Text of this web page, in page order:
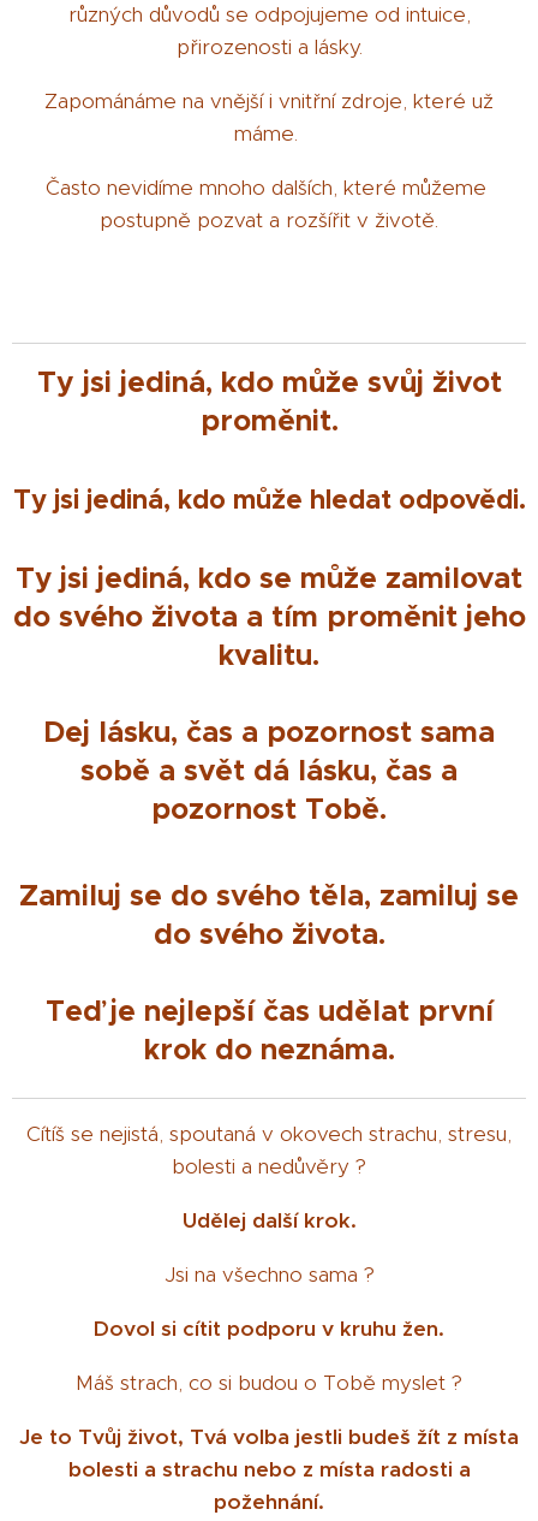
různých důvodů se odpojujeme od intuice,
přirozenosti a lásky.
Zapománáme na vnější i vnitřní zdroje, které už
máme.
Často nevidíme mnoho dalších, které můžeme
postupně pozvat a rozšířit v životě.
Ty jsi jediná, kdo může svůj život
proměnit.
Ty jsi jediná, kdo může hledat odpovědi.
Ty jsi jediná, kdo se může zamilovat
do svého života a tím proměnit jeho
kvalitu.
Dej lásku, čas a pozornost sama
sobě a svět dá lásku, čas a
pozornost Tobě.
Zamiluj se do svého těla, zamiluj se
do svého života.
Teď je nejlepší čas udělat první
krok do neznáma.
Cítíš se nejistá, spoutaná v okovech strachu, stresu,
bolesti a nedůvěry ?
Udělej další krok.
Jsi na všechno sama ?
Dovol si cítit podporu v kruhu žen.
Máš strach, co si budou o Tobě myslet ?
Je to Tvůj život, Tvá volba jestli budeš žít z místa
bolesti a strachu nebo z místa radosti a
požehnání.